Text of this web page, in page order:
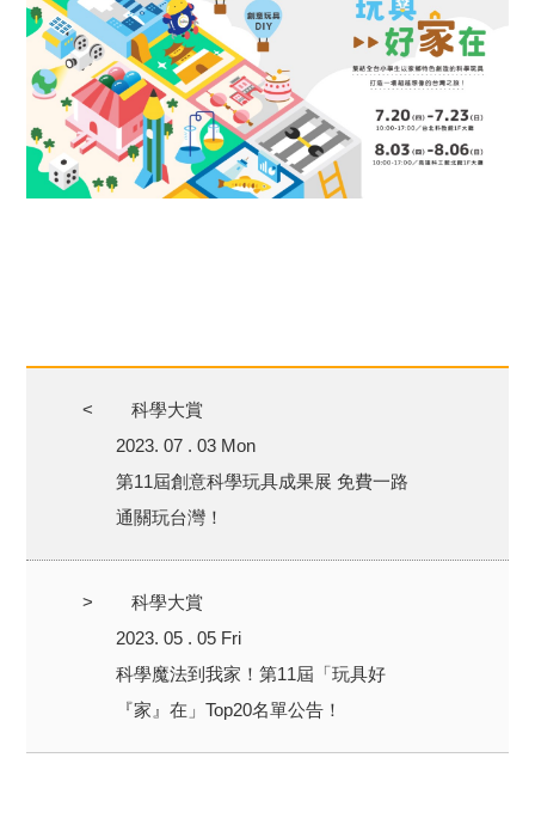
<
科學大賞
2023. 07 . 03 Mon
第11屆創意科學玩具成果展 免費一路
通關玩台灣！
>
科學大賞
2023. 05 . 05 Fri
科學魔法到我家！第11屆「玩具好
『家』在」Top20名單公告！